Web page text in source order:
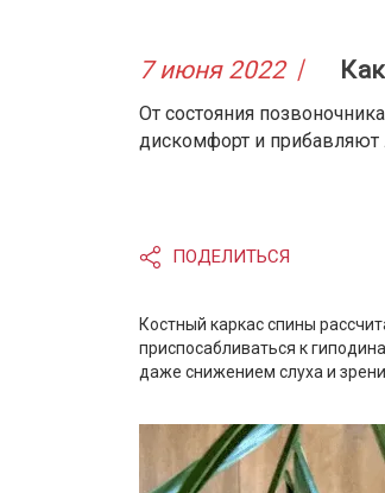
7 июня 2022
От состояния
дискомфорт и прибавляют
ПОДЕЛИТЬСЯ
Костный каркас спины
приспосабливаться к
даже снижением слуха и